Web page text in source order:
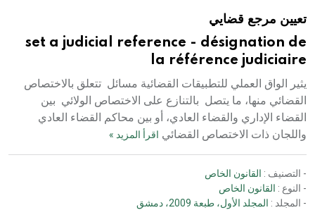
تعيين مرجع قضايي
set a judicial reference - désignation de
la référence judiciaire
يثير الواق العملي للتطبيقات القضائية مسائل تتعلق بالاختصاص
القضائي منها، ما يتصل بالتنازع على الاختصاص الولائي بين
القضاء الإداري والقضاء العادي، أو بين محاكم القضاء العادي
واللجان ذات الاختصاص القضائي اقرأ المزيد »
- التصنيف : القانون الخاص
- النوع : القانون الخاص
- المجلد : المجلد الأول، طبعة 2009، دمشق